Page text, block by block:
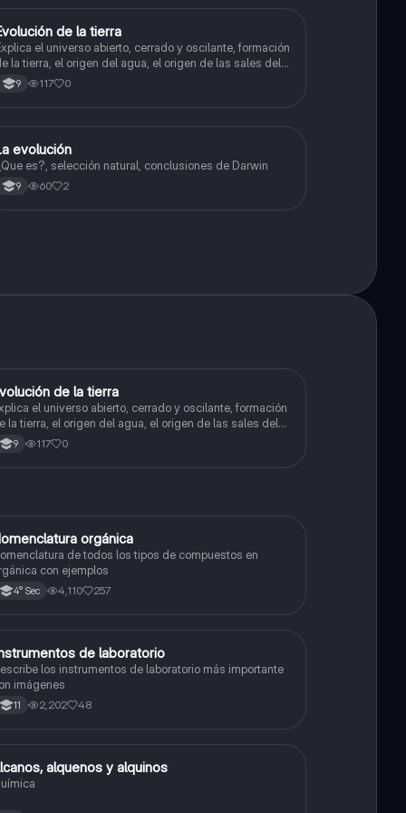
Biologia de la tierra
el universo abierto, cerrado y oscilante, formación
la tierra, el origen del agua, el origen de las sales del
mar, origen de la atmósfera, efecto de los seres vivos en
la evolución y evolución de la superficie terrestre
9 117 0
Biologia
evolución
es?, selección natural, conclusiones de Darwin
9 60 2
Biologia de la tierra
el universo abierto, cerrado y oscilante, formación
la tierra, el origen del agua, el origen de las sales del
mar, origen de la atmósfera, efecto de los seres vivos en
la evolución y evolución de la superficie terrestre
9 117 0
Química orgánica
de todos los tipos de compuestos en
con ejemplos
4° Sec 4,110 257
Química de laboratorio
los instrumentos de laboratorio más importante
imágenes
11 2,202 48
Química alquenos y alquinos